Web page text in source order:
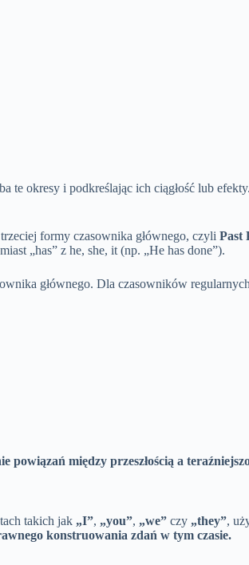
te okresy i podkreślając ich ciągłość lub
formy czasownika głównego, czyli Past
„has” z he, she, it (np. „He has done”).
głównego. Dla czasowników
powiązań między przeszłością a
takich jak „I”, „you”, „we” czy „they”,
konstruowania zdań w tym czasie.